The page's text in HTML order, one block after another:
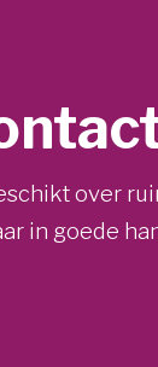
over
in goede